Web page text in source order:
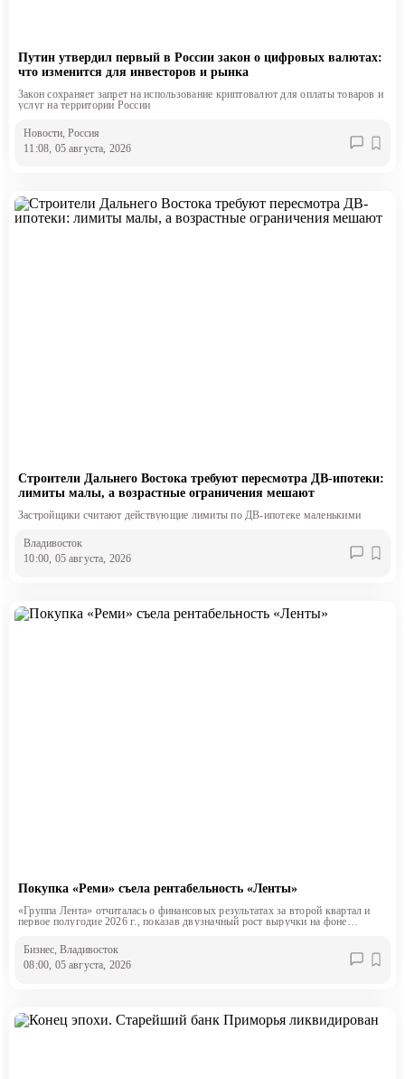
Путин утвердил первый в России закон о цифровых валютах:
что изменится для инвесторов и рынка
Закон сохраняет запрет на использование криптовалют для оплаты товаров и
услуг на территории России
Новости, Россия
11:08, 05 августа, 2026
Строители Дальнего Востока требуют пересмотра ДВ-ипотеки:
лимиты малы, а возрастные ограничения мешают
Застройщики считают действующие лимиты по ДВ-ипотеке маленькими
Владивосток
10:00, 05 августа, 2026
Покупка «Реми» съела рентабельность «Ленты»
«Группа Лента» отчиталась о финансовых результатах за второй квартал и
первое полугодие 2026 г., показав двузначный рост выручки на фоне
Бизнес, Владивосток
08:00, 05 августа, 2026